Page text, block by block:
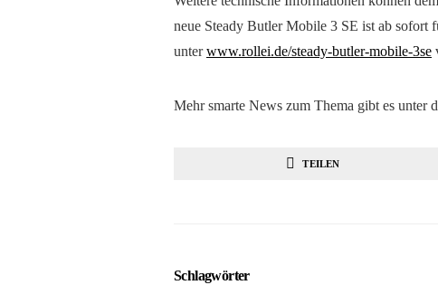
neue Steady Butler Mobile 3 SE ist ab
unterwww.rollei.de/steady-butler-mobile-3se
Mehr smarte News zum Thema gibt es unter
TEILEN
Schlagwörter